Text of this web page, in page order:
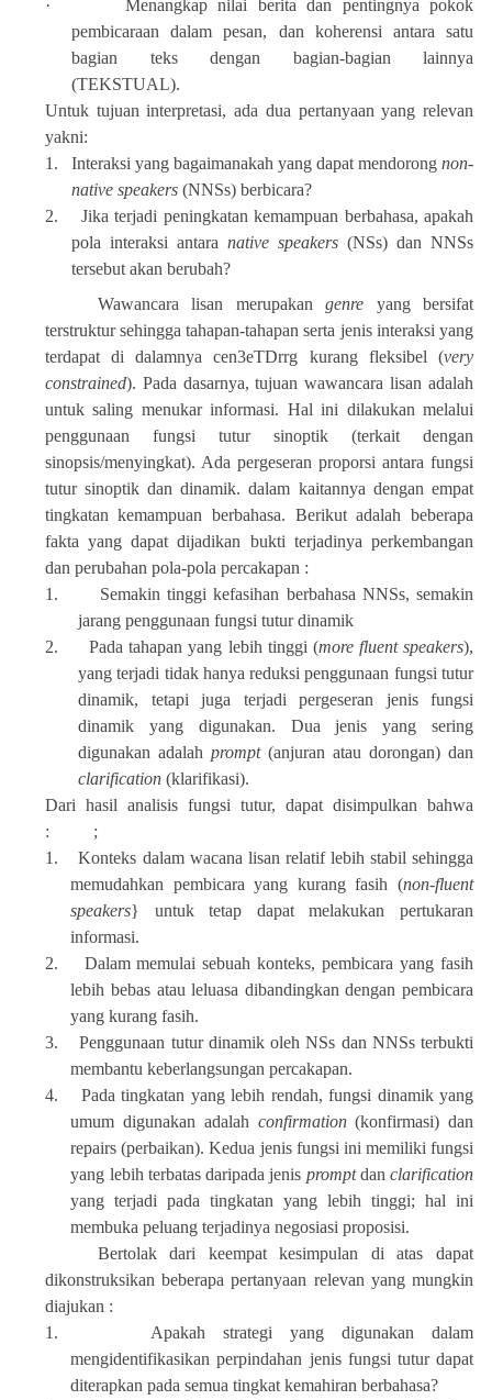
·
Menangkap nilai berita dan pentingnya pokok
pembicaraan dalam pesan, dan koherensi antara satu
bagian teks dengan bagian-bagian lainnya
(TEKSTUAL).
Untuk tujuan interpretasi, ada dua pertanyaan yang relevan
yakni:
1.
Interaksi yang bagaimanakah yang dapat mendorong non-
native speakers (NNSs) berbicara?
2.
Jika terjadi peningkatan kemampuan berbahasa, apakah
pola interaksi antara native speakers (NSs) dan NNSs
tersebut akan berubah?
Wawancara lisan merupakangenre yang bersifat
terstruktur sehingga tahapan-tahapan serta jenis interaksi yang
terdapat di dalamnya cen3eTDrrg kurang fleksibel (very
constrained). Pada dasarnya, tujuan wawancara lisan adalah
untuk saling menukar informasi. Hal ini dilakukan melalui
penggunaan fungsi tutur sinoptik (terkait dengan
sinopsis/menyingkat). Ada pergeseran proporsi antara fungsi
tutur sinoptik dan dinamik. dalam kaitannya dengan empat
tingkatan kemampuan berbahasa. Berikut adalah beberapa
fakta yang dapat dijadikan bukti terjadinya perkembangan
dan perubahan pola-pola percakapan :
1.
Semakin tinggi kefasihan berbahasa NNSs, semakin
jarang penggunaan fungsi tutur dinamik
2.
Pada tahapan yang lebih tinggi (more fluent speakers),
yang terjadi tidak hanya reduksi penggunaan fungsi tutur
dinamik, tetapi juga terjadi pergeseran jenis fungsi
dinamik yang digunakan. Dua jenis yang sering
digunakan adalah prompt(anjuran atau dorongan) dan
clarification (klarifikasi).
Dari hasil analisis fungsi tutur, dapat disimpulkan bahwa
: ;
1.
Konteks dalam wacana lisan relatif lebih stabil sehingga
memudahkan pembicara yang kurang fasih (non-fluent
speakers} untuk tetap dapat melakukan pertukaran
informasi.
2.
Dalam memulai sebuah konteks, pembicara yang fasih
lebih bebas atau leluasa dibandingkan dengan pembicara
yang kurang fasih.
3.
Penggunaan tutur dinamik oleh NSs dan NNSs terbukti
membantu keberlangsungan percakapan.
4.
Pada tingkatan yang lebih rendah, fungsi dinamik yang
umum digunakan adalah confirmation(konfirmasi) dan
repairs (perbaikan). Kedua jenis fungsi ini memiliki fungsi
yang lebih terbatas daripada jenis promptdanclarification
yang terjadi pada tingkatan yang lebih tinggi; hal ini
membuka peluang terjadinya negosiasi proposisi.
Bertolak dari keempat kesimpulan di atas dapat
dikonstruksikan beberapa pertanyaan relevan yang mungkin
diajukan :
1.
Apakah strategi yang digunakan dalam
mengidentifikasikan perpindahan jenis fungsi tutur dapat
diterapkan pada semua tingkat kemahiran berbahasa?